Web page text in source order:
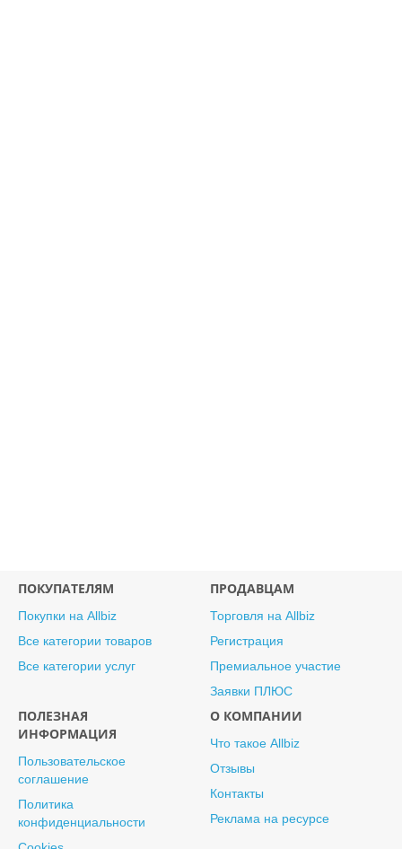
ПОКУПАТЕЛЯМ
Покупки на Allbiz
Все категории товаров
Все категории услуг
ПРОДАВЦАМ
Торговля на Allbiz
Регистрация
Премиальное участие
Заявки ПЛЮС
ПОЛЕЗНАЯ
ИНФОРМАЦИЯ
Пользовательское
соглашение
Политика
конфиденциальности
О КОМПАНИИ
Что такое Allbiz
Отзывы
Контакты
Реклама на ресурсе